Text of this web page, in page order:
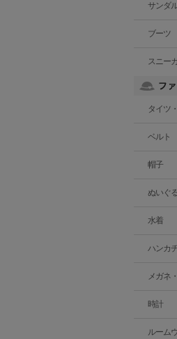
サンダ
ブーツ
スニー
タイツ
ベルト
帽子
ぬいぐ
水着
ハンカ
メガネ
時計
ルーム